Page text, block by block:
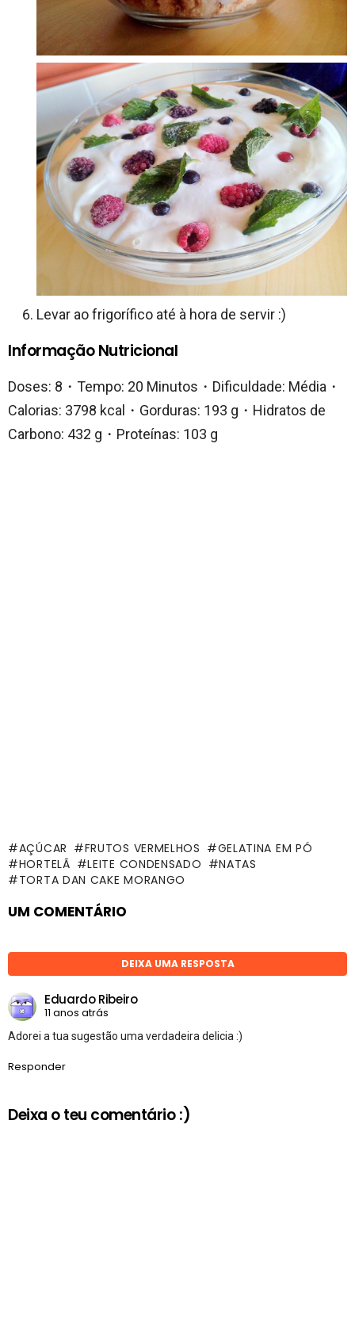
Levar ao frigorífico até à hora de servir :)
Informação Nutricional
Doses: 8・Tempo: 20 Minutos・Dificuldade: Média・
Calorias: 3798 kcal・Gorduras: 193 g・Hidratos de
Carbono: 432 g・Proteínas: 103 g
AÇÚCAR FRUTOS VERMELHOS
GELATINA EM PÓ
HORTELÃ
LEITE CONDENSADO
NATAS
TORTA DAN CAKE MORANGO
UM COMENTÁRIO
DEIXA UMA RESPOSTA
Eduardo Ribeiro
11 anos atrás
Adorei a tua sugestão uma verdadeira delicia :)
Responder
Deixa o teu comentário :)